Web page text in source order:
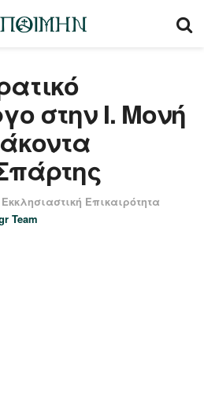
στην I. Μονή
Εκκλησιαστική Επικαιρότητα
Team